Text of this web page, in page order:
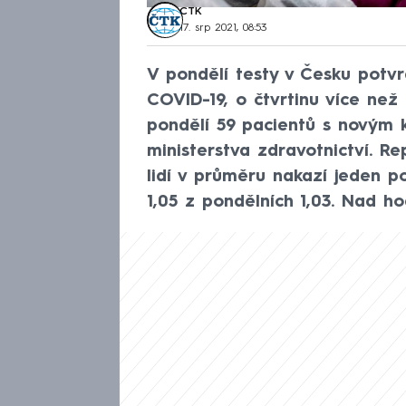
ČTK
17. srp 2021, 08:53
V pondělí testy v Česku
COVID-19, o čtvrtinu více
pondělí 59 pacientů s novým
ministerstva zdravotnictví.
lidí v průměru nakazí jeden
1,05 z pondělních 1,03. Nad